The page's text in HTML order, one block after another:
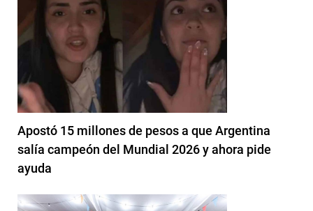
Apostó 15 millones de pesos a que Argentina
salía campeón del Mundial 2026 y ahora pide
ayuda